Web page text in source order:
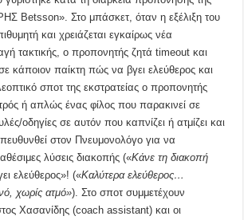
Betsson». Στο μπάσκετ, όταν η εξέλιξη του
και χρειάζεται εγκαίρως νέα
τακτικής, ο προπονητής ζητά timeout και
κάποιον παίκτη πώς να βγει ελεύθερος και
σποτ της εκστρατείας ο προπονητής
ή απλώς ένας φίλος που παρακινεί σε
οδηγίες σε αυτόν που καπνίζει ή ατμίζει και
στον Πνευμονολόγο για να
λύσεις διακοπής («Κάνε τη διακοπή
ελεύθερος»! («Καλύτερα ελεύθερος…
χωρίς ατμό»). Στο σποτ συμμετέχουν
Χασανίδης (coach assistant) και οι